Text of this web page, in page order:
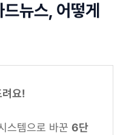
뉴스, 어떻게
요!
스템으로 바꾼 6단